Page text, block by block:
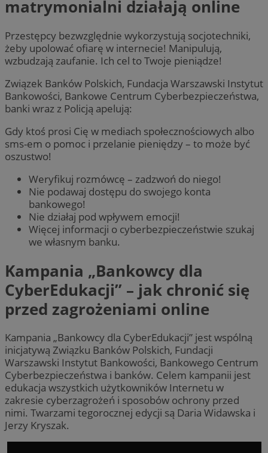
matrymonialni działają online
Przestępcy bezwzględnie wykorzystują socjotechniki,
żeby upolować ofiarę w internecie! Manipulują,
wzbudzają zaufanie. Ich cel to Twoje pieniądze!
Związek Banków Polskich, Fundacja Warszawski Instytut
Bankowości, Bankowe Centrum Cyberbezpieczeństwa,
banki wraz z Policją apelują:
Gdy ktoś prosi Cię w mediach społecznościowych albo
sms-em o pomoc i przelanie pieniędzy – to może być
oszustwo!
Weryfikuj rozmówcę – zadzwoń do niego!
Nie podawaj dostępu do swojego konta
bankowego!
Nie działaj pod wpływem emocji!
Więcej informacji o cyberbezpieczeństwie szukaj
we własnym banku.
Kampania „Bankowcy dla
CyberEdukacji” – jak chronić się
przed zagrożeniami online
Kampania „Bankowcy dla CyberEdukacji” jest wspólną
inicjatywą Związku Banków Polskich, Fundacji
Warszawski Instytut Bankowości, Bankowego Centrum
Cyberbezpieczeństwa i banków. Celem kampanii jest
edukacja wszystkich użytkowników Internetu w
zakresie cyberzagrożeń i sposobów ochrony przed
nimi. Twarzami tegorocznej edycji są Daria Widawska i
Jerzy Kryszak.